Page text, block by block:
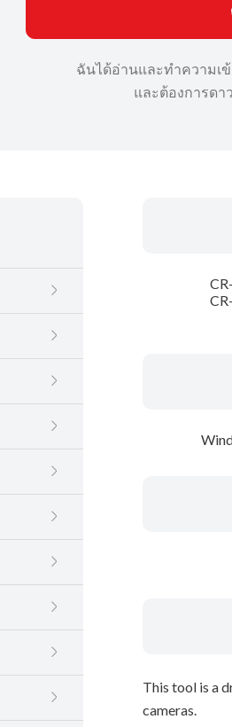
ฉันได้อ่านและทำความเ
และต้องการด
This tool is a
cameras.